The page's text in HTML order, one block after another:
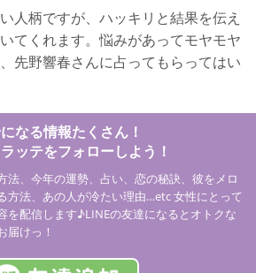
人柄ですが、ハッキリと結果を伝え
てくれます。悩みがあってモヤモヤ
先野響春さんに占ってもらってはい
なる情報たくさん！
ッテをフォローしよう！
法、今年の運勢、占い、恋の秘訣、彼をメロ
方法、あの人が冷たい理由…etc 女性にとって
を配信します♪LINEの友達になるとオトクな
届けっ！